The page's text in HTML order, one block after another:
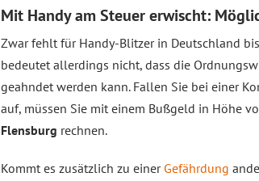
Mit Handy am Steuer erwischt:
Zwar fehlt für Handy-Blitzer in Deutschland
bedeutet allerdings nicht, dass die
geahndet werden kann. Fallen Sie bei einer
auf, müssen Sie mit einem Bußgeld in Höhe
Flensburg rechnen.
Kommt es zusätzlich zu einer Gefährdung